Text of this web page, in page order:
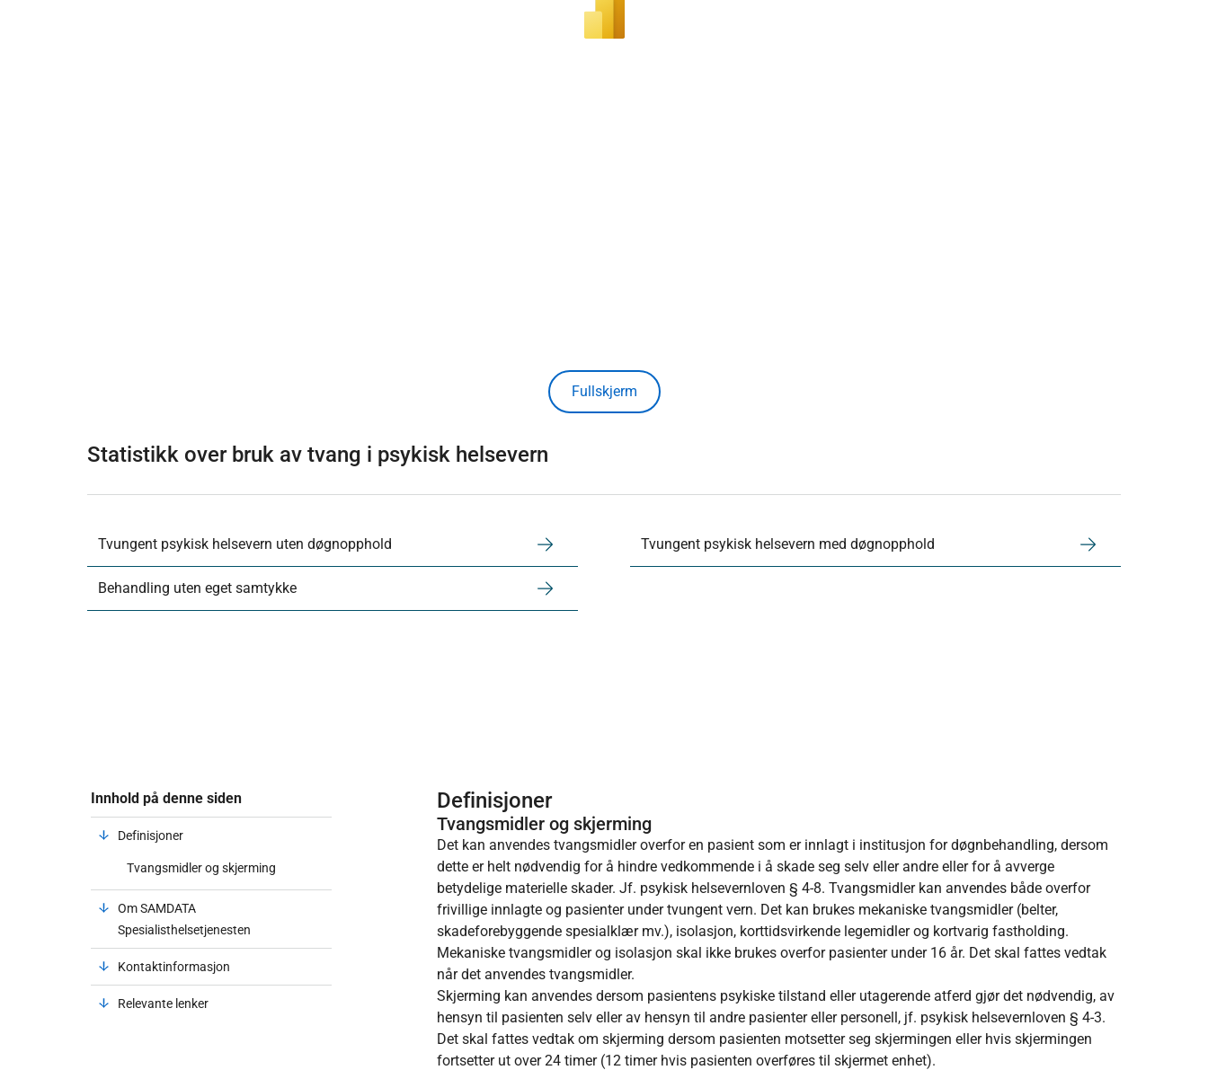
Fullskjerm
Statistikk over bruk av tvang i psykisk helsevern
Tvungent psykisk helsevern uten døgnopphold Tvungent psykisk helsevern med døgnopphold
Behandling uten eget samtykke
Innhold på denne siden
Definisjoner
Tvangsmidler og skjerming
Om SAMDATA
Spesialisthelsetjenesten
Kontaktinformasjon
Relevante lenker
Definisjoner
Tvangsmidler og skjerming
Det kan anvendes tvangsmidler overfor en pasient som er innlagt i institusjon for døgnbehandling, dersom
dette er helt nødvendig for å hindre vedkommende i å skade seg selv eller andre eller for å avverge
betydelige materielle skader. Jf. psykisk helsevernloven § 4-8. Tvangsmidler kan anvendes både overfor
frivillige innlagte og pasienter under tvungent vern. Det kan brukes mekaniske tvangsmidler (belter,
skadeforebyggende spesialklær mv.), isolasjon, korttidsvirkende legemidler og kortvarig fastholding.
Mekaniske tvangsmidler og isolasjon skal ikke brukes overfor pasienter under 16 år. Det skal fattes vedtak
når det anvendes tvangsmidler.
Skjerming kan anvendes dersom pasientens psykiske tilstand eller utagerende atferd gjør det nødvendig, av
hensyn til pasienten selv eller av hensyn til andre pasienter eller personell, jf. psykisk helsevernloven § 4-3.
Det skal fattes vedtak om skjerming dersom pasienten motsetter seg skjermingen eller hvis skjermingen
fortsetter ut over 24 timer (12 timer hvis pasienten overføres til skjermet enhet).